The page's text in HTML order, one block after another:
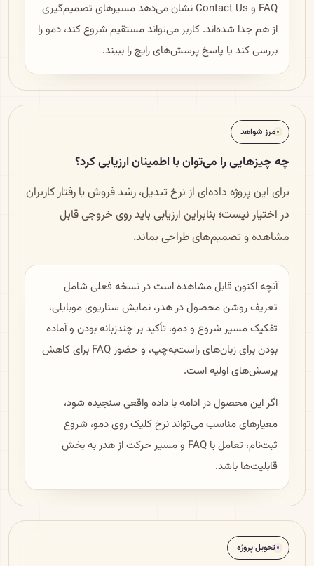
FAQ و Contact Us نشان می‌دهد مسیرهای تصمیم‌گیری
از هم جدا شده‌اند. کاربر می‌تواند مستقیم شروع کند، دمو را
بررسی کند یا پاسخ پرسش‌های رایج را ببیند.
مرز شواهد
چه چیزهایی را می‌توان با اطمینان ارزیابی کرد؟
برای این پروژه داده‌ای از نرخ تبدیل، رشد فروش یا رفتار کاربران
در اختیار نیست؛ بنابراین ارزیابی باید روی خروجی قابل
مشاهده و تصمیم‌های طراحی بماند.
آنچه اکنون قابل مشاهده است در نسخه فعلی شامل
تعریف روشن محصول در هدر، نمایش سناریوی موبایلی،
تفکیک مسیر شروع و دمو، تأکید بر چندزبانه بودن و آماده
بودن برای زبان‌های راست‌به‌چپ، و حضور FAQ برای کاهش
پرسش‌های اولیه است.
اگر این محصول در ادامه با داده واقعی سنجیده شود،
معیارهای مناسب می‌تواند نرخ کلیک روی دمو، شروع
ثبت‌نام، تعامل با FAQ و مسیر حرکت از هدر به بخش
قابلیت‌ها باشد.
تحویل پروژه